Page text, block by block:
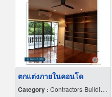
ตกแต่งภายในคอนโด
Category : Contractors-Building, General